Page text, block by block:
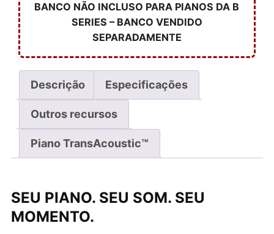
BANCO NÃO INCLUSO PARA PIANOS DA B
SERIES – BANCO VENDIDO
SEPARADAMENTE
Descrição Especificações
Outros recursos
Piano TransAcoustic™
SEU PIANO. SEU SOM. SEU
MOMENTO.